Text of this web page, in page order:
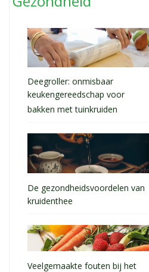
Deegroller: onmisbaar
keukengereedschap voor
bakken met tuinkruiden
De gezondheidsvoordelen van
kruidenthee
Veelgemaakte fouten bij het